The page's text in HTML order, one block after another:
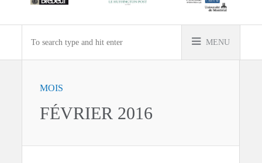
MENU
MOIS
FÉVRIER 2016